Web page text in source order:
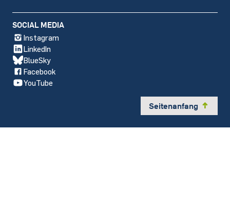
SOCIAL MEDIA
Instagram
LinkedIn
BlueSky
Facebook
YouTube
Seitenanfang y